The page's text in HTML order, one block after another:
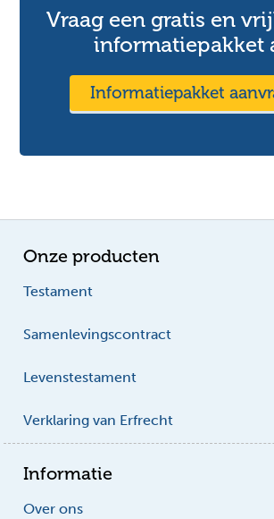
Vraag een gratis en
informatiepakket
Informatiepakket
Onze producten
Testament
Samenlevingscontract
Levenstestament
Verklaring van Erfrecht
Informatie
Over ons